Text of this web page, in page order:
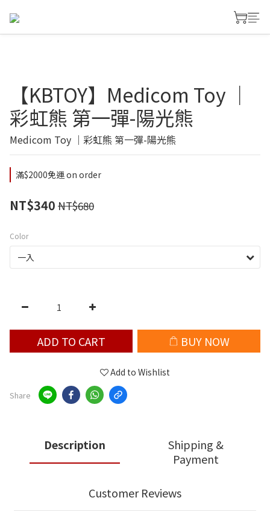
【KBTOY】Medicom Toy ｜
彩虹熊 第一彈-陽光熊
Medicom Toy ｜彩虹熊 第一彈-陽光熊
滿$2000免運 on order
NT$340 NT$680
Color
ADD TO CART BUY NOW
Add to Wishlist
Share
Description
Shipping &
Payment
Customer Reviews